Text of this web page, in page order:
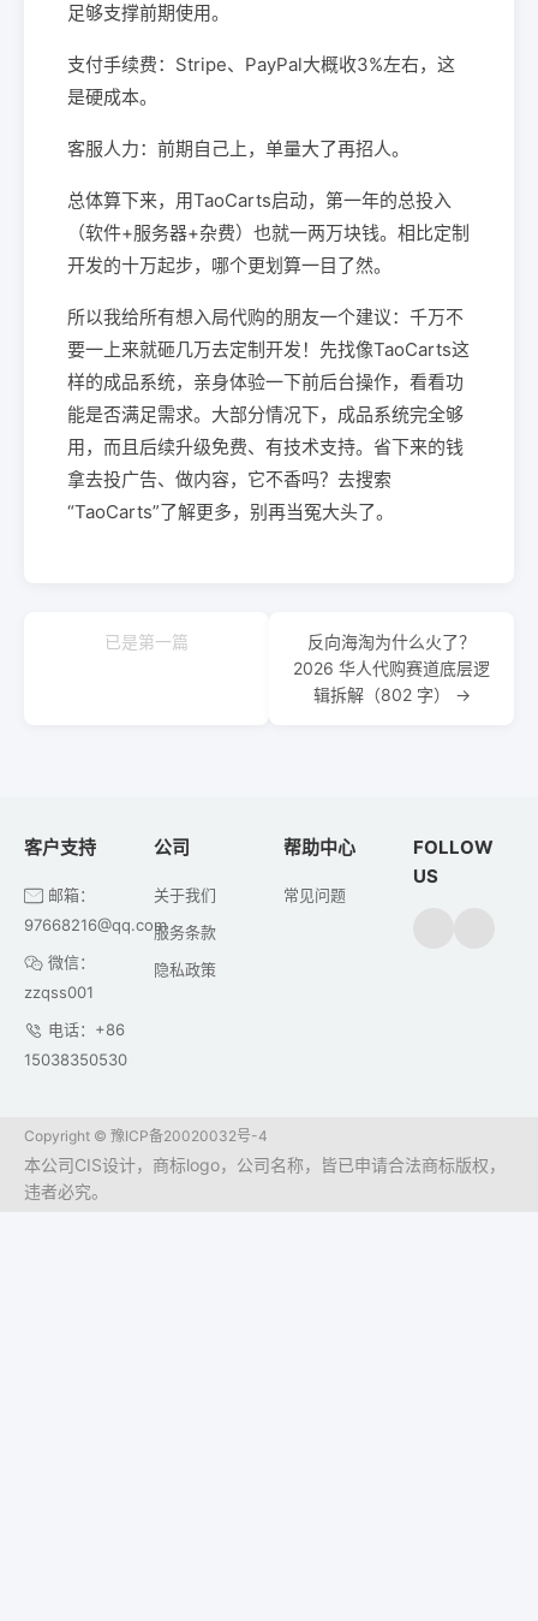
足够支撑前期使用。
支付手续费：Stripe、PayPal大概收3%左右，这
是硬成本。
客服人力：前期自己上，单量大了再招人。
总体算下来，用TaoCarts启动，第一年的总投入
（软件+服务器+杂费）也就一两万块钱。相比定制
开发的十万起步，哪个更划算一目了然。
所以我给所有想入局代购的朋友一个建议：千万不
要一上来就砸几万去定制开发！先找像TaoCarts这
样的成品系统，亲身体验一下前后台操作，看看功
能是否满足需求。大部分情况下，成品系统完全够
用，而且后续升级免费、有技术支持。省下来的钱
拿去投广告、做内容，它不香吗？去搜索
“TaoCarts”了解更多，别再当冤大头了。
已是第一篇
反向海淘为什么火了？
2026 华人代购赛道底层逻
辑拆解（802 字） →
客户支持
邮箱：
97668216@qq.com
微信：
zzqss001
电话：+86
15038350530
公司
关于我们
服务条款
隐私政策
帮助中心
常见问题
FOLLOW
US
Copyright © 豫ICP备20020032号-4
本公司CIS设计，商标logo，公司名称，皆已申请合法商标版权，
违者必究。